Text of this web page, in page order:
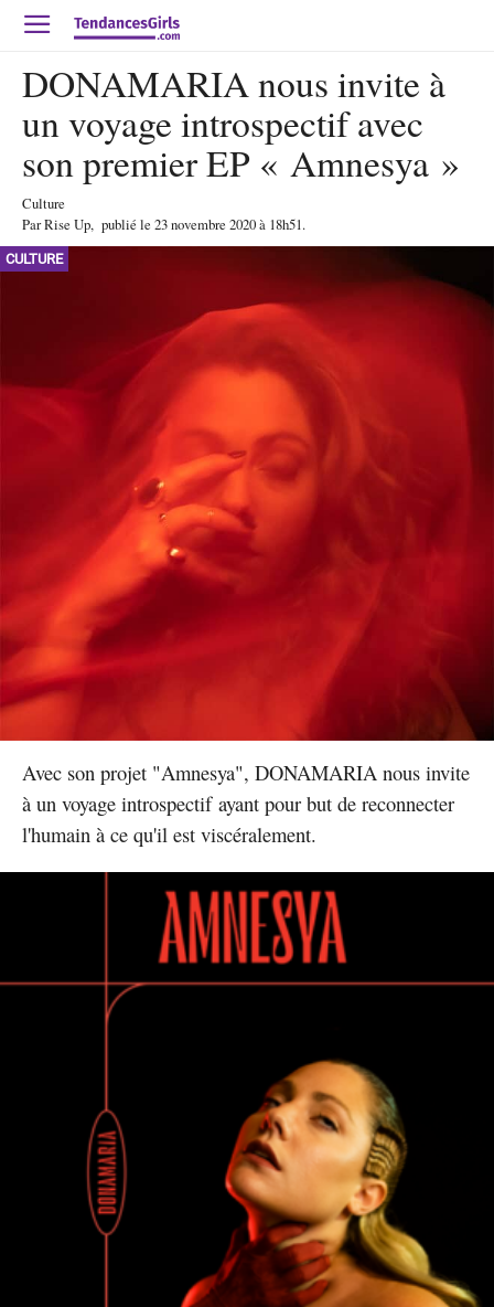
DONAMARIA nous invite à
un voyage introspectif avec
son premier EP « Amnesya »
Culture
ParRise Up, publié le 23 novembre 2020à 18h51.
CULTURE
Avec son projet "Amnesya", DONAMARIA nous invite
à un voyage introspectif ayant pour but de reconnecter
l'humain à ce qu'il est viscéralement.